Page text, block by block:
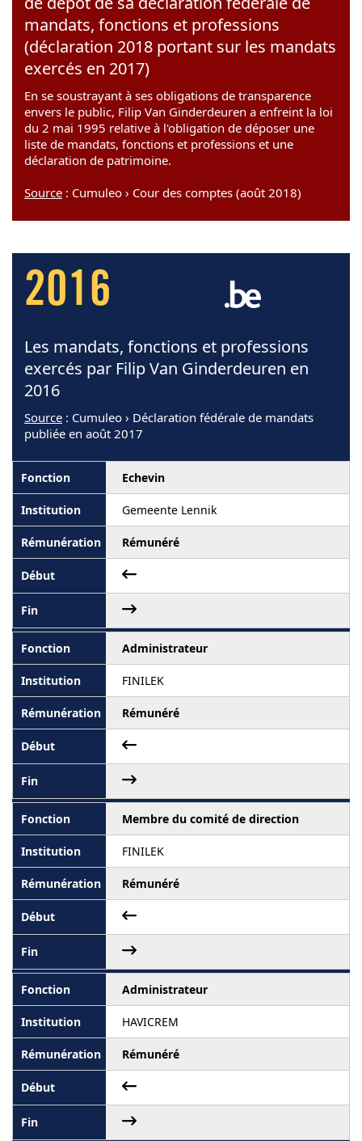
mandats, fonctions et professions
(déclaration 2018 portant sur les mandats
exercés en 2017)
En se soustrayant à ses obligations de transparence
envers le public, Filip Van Ginderdeuren a enfreint la loi
du 2 mai 1995 relative à l'obligation de déposer une
liste de mandats, fonctions et professions et une
déclaration de patrimoine.
Source : Cumuleo › Cour des comptes (août 2018)
2016
Les mandats, fonctions et professions
exercés par Filip Van Ginderdeuren en
2016
Source : Cumuleo › Déclaration fédérale de mandats
publiée en août 2017
Echevin
Gemeente Lennik
Rémunéré
Administrateur
FINILEK
Rémunéré
Membre du comité de direction
FINILEK
Rémunéré
Administrateur
HAVICREM
Rémunéré